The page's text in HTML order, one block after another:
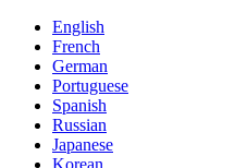
English
French
German
Portuguese
Spanish
Russian
Japanese
Korean